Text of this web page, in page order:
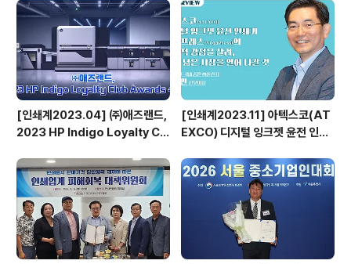
[인쇄계2023.04] ㈜애즈랜드,
2023 HP Indigo Loyalty Clu
[인쇄계2023.11] 아텍스코(AT
EXCO) 디지털 잉크젯 윤전 인쇄
기능적 강점을 살려, 보다 넓은 시
장을 열어 나갈 것 - 아텍스코(AT
EXCO) 국내 총판 ㈜풀린키 강성
민 전무이사